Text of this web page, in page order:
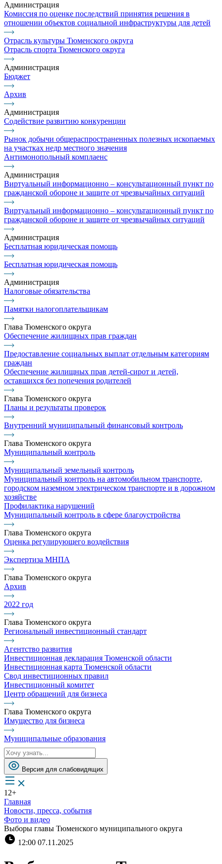
Администрация
Комиссия по оценке последствий принятия решения в
отношении объектов социальной инфраструктуры для детей
Отрасль культуры Тюменского округа
Отрасль спорта Тюменского округа
Администрация
Бюджет
Архив
Администрация
Содействие развитию конкуренции
Рынок добычи общераспространенных полезных ископаемых
на участках недр местного значения
Антимонопольный комплаенс
Администрация
Виртуальный информационно – консультационный пункт по
гражданской обороне и защите от чрезвычайных ситуаций
Виртуальный информационно – консультационный пункт по
гражданской обороне и защите от чрезвычайных ситуаций
Администрация
Бесплатная юридическая помощь
Бесплатная юридическая помощь
Администрация
Налоговые обязательства
Памятки налогоплательщикам
Глава Тюменского округа
Обеспечение жилищных прав граждан
Предоставление социальных выплат отдельным категориям
граждан
Обеспечение жилищных прав детей-сирот и детей,
оставшихся без попечения родителей
Глава Тюменского округа
Планы и результаты проверок
Внутренний муниципальный финансовый контроль
Глава Тюменского округа
Муниципальный контроль
Муниципальный земельный контроль
Муниципальный контроль на автомобильном транспорте,
городском наземном электрическом транспорте и в дорожном
хозяйстве
Профилактика нарушений
Муниципальный контроль в сфере благоустройства
Глава Тюменского округа
Оценка регулирующего воздействия
Экспертиза МНПА
Глава Тюменского округа
Архив
2022 год
Глава Тюменского округа
Региональный инвестиционный стандарт
Агентство развития
Инвестиционная декларация Тюменской области
Инвестиционная карта Тюменской области
Свод инвестиционных правил
Инвестиционный комитет
Центр обращений для бизнеса
Глава Тюменского округа
Имущество для бизнеса
Муниципальные образования
Версия для слабовидящих
12+
Главная
Новости, пресса, события
Фото и видео
Выборы главы Тюменского муниципального округа
12:00 07.11.2025